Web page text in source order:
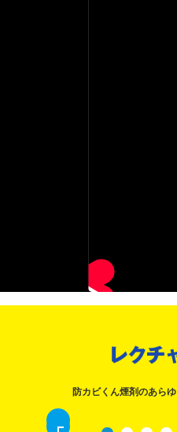
「梅雨の黒カビ、もうさ
防カビくん煙剤のあら